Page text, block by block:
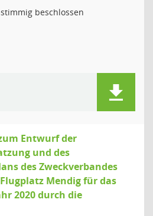
beschlossen
Entwurf der
und des
des Zweckverbandes
Mendig für das
2020 durch die